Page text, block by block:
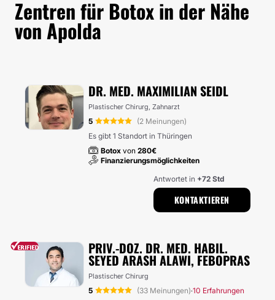
Zentren für Botox in der Nähe
von Apolda
DR. MED. MAXIMILIAN SEIDL
Plastischer Chirurg, Zahnarzt
5
(2 Meinungen)
Es gibt 1 Standort in Thüringen
Botox von 280€
Finanzierungsmöglichkeiten
Antwortet in +72 Std
KONTAKTIEREN
PRIV.-DOZ. DR. MED. HABIL.
SEYED ARASH ALAWI, FEBOPRAS
Plastischer Chirurg
5 (33 Meinungen)·10 Erfahrungen